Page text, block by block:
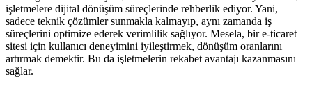
işletmelere dijital dönüşüm süreçlerinde rehberlik ediyor. Yani,
sadece teknik çözümler sunmakla kalmayıp, aynı zamanda iş
süreçlerini optimize ederek verimlilik sağlıyor. Mesela, bir e-ticaret
sitesi için kullanıcı deneyimini iyileştirmek, dönüşüm oranlarını
artırmak demektir. Bu da işletmelerin rekabet avantajı kazanmasını
sağlar.